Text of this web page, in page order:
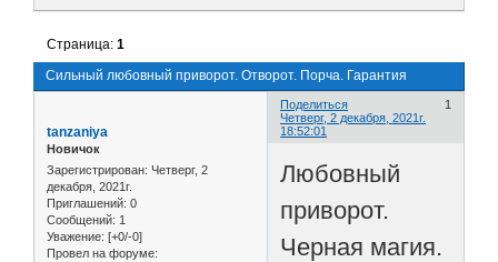
Сильный любовный приворот. Отворот. Порча. Гарантия
Страница:1
Поделиться
1
Четверг, 2 декабря, 2021г.
18:52:01
tanzaniya
Новичок
Зарегистрирован: Четверг, 2
декабря, 2021г.
Приглашений: 0
Сообщений: 1
Уважение: [+0/-0]
Провел на форуме:
Любовный
приворот.
Черная магия.